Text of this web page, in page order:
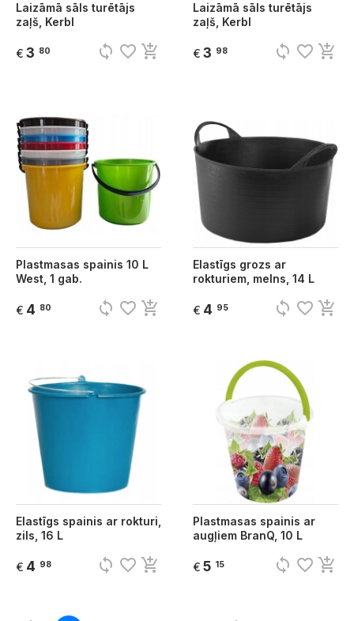
Laizāmā sāls turētājs
zaļš, Kerbl
€ 3 80 sync favorite_border add_shopping_cart
Laizāmā sāls turētājs
zaļš, Kerbl
€ 3 98 sync favorite_border add_shopping_cart
Plastmasas spainis 10 L
West, 1 gab.
€ 4 80 sync favorite_border add_shopping_cart
Elastīgs grozs ar
rokturiem, melns, 14 L
€ 4 95 sync favorite_border add_shopping_cart
Elastīgs spainis ar rokturi,
zils, 16 L
€ 4 98 sync favorite_border add_shopping_cart
Plastmasas spainis ar
augļiem BranQ, 10 L
€ 5 15 sync favorite_border add_shopping_cart